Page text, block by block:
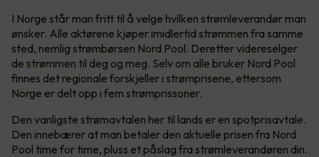
I Norge står man fritt til å velge hvilken strømleverandør man
ønsker. Alle aktørene kjøper imidlertid strømmen fra samme
sted, nemlig strømbørsen Nord Pool. Deretter videreselger
de strømmen til deg og meg. Selv om alle bruker Nord Pool
finnes det regionale forskjeller i strømprisene, ettersom
Norge er delt opp i fem strømprissoner.
Den vanligste strømavtalen her til lands er en spotprisavtale.
Den innebærer at man betaler den aktuelle prisen fra Nord
Pool time for time, pluss et påslag fra strømleverandøren din.